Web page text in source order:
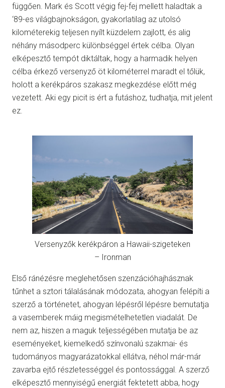
függően. Mark és Scott végig fej-fej mellett haladtak a
‘89-es világbajnokságon, gyakorlatilag az utolsó
kilométerekig teljesen nyílt küzdelem zajlott, és alig
néhány másodperc különbséggel értek célba. Olyan
elképesztő tempót diktáltak, hogy a harmadik helyen
célba érkező versenyző öt kilométerrel maradt el tőlük,
holott a kerékpáros szakasz megkezdése előtt még
vezetett. Aki egy picit is ért a futáshoz, tudhatja, mit jelent
ez.
Versenyzők kerékpáron a Hawaii-szigeteken
– Ironman
Első ránézésre meglehetősen szenzációhajhásznak
tűnhet a sztori tálalásának módozata, ahogyan felépíti a
szerző a történetet, ahogyan lépésről lépésre bemutatja
a vasemberek máig megismételhetetlen viadalát. De
nem az, hiszen a maguk teljességében mutatja be az
eseményeket, kiemelkedő színvonalú szakmai- és
tudományos magyarázatokkal ellátva, néhol már-már
zavarba ejtő részletességgel és pontossággal. A szerző
elképesztő mennyiségű energiát fektetett abba, hogy